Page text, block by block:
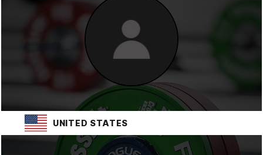
UNITED STATES